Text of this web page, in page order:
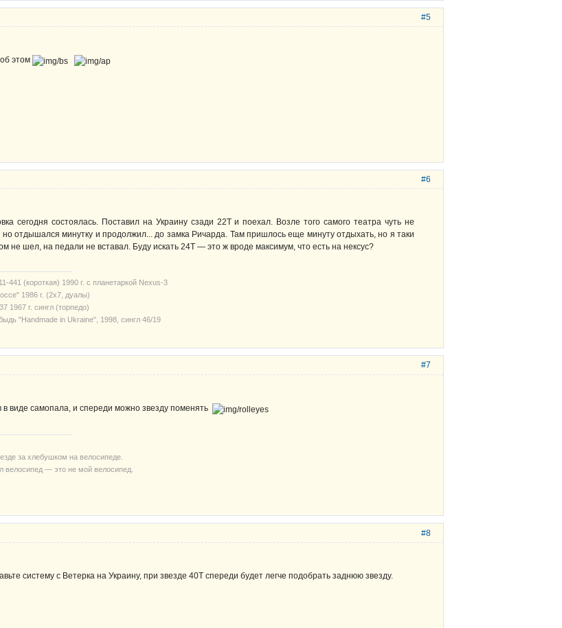
#5
этом
#6
сегодня состоялась. Поставил на Украину сзади 22Т и поехал. Возле того самого театра чуть не
но отдышался минутку и продолжил... до замка Ричарда. Там пришлось еще минуту отдыхать, но я таки
не шел, на педали не вставал. Буду искать 24Т — это ж вроде максимум, что есть на нексус?
441 (короткая) 1990 г. с планетаркой Nexus-3
1986 г. (2х7, дуалы)
1967 г. сингл (торпедо)
"Handmade in Ukraine", 1998, сингл 46/19
#7
в виде самопала, и спереди можно звезду поменять
за хлебушком на велосипеде.
велосипед — это не мой велосипед.
#8
систему с Ветерка на Украину, при звезде 40Т спереди будет легче подобрать заднюю звезду.